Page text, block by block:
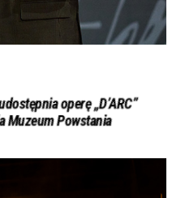
operę „D’ARC”
Muzeum Powstania